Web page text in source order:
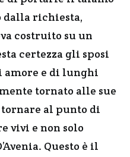
dalla richiesta,
costruito su un
certezza gli sposi
amore e di lunghi
tornato alle sue
tornare al punto di
vivi e non solo
Questo è il